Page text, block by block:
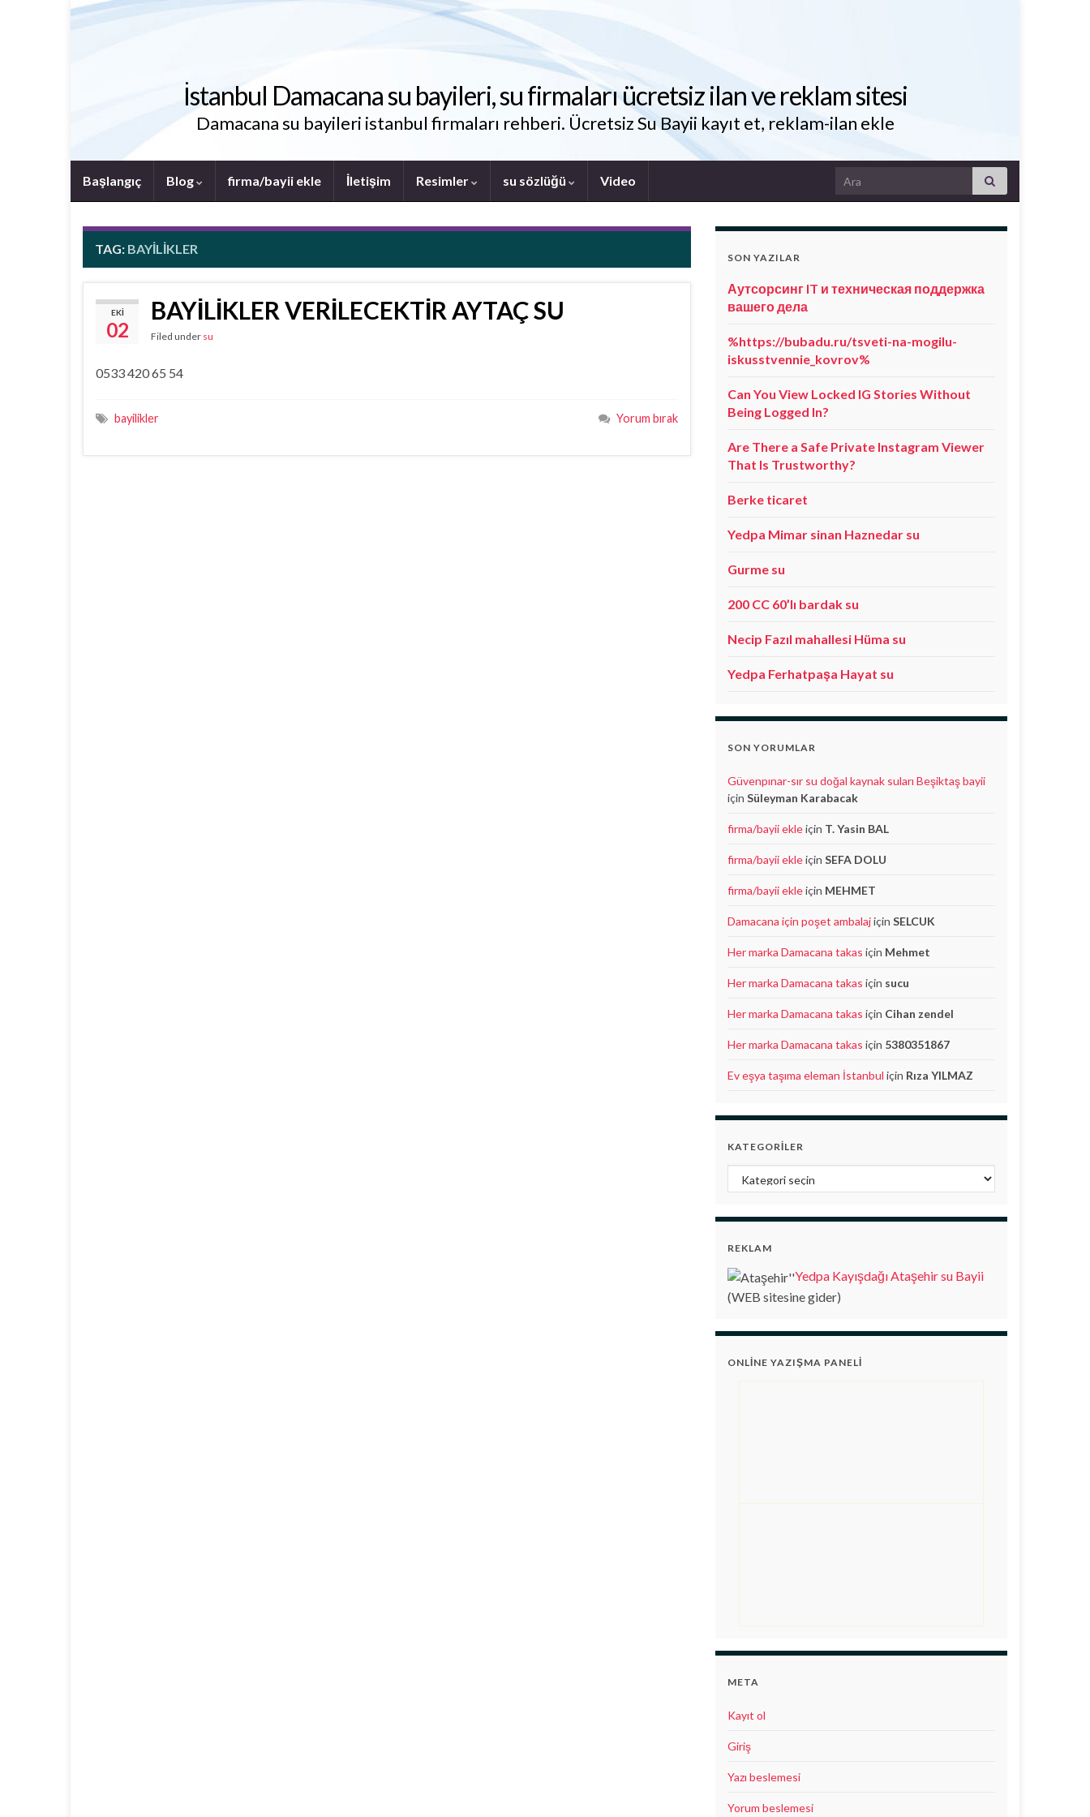
İstanbul Damacana su bayileri, su firmaları ücretsiz ilan ve reklam sitesi
Damacana su bayileri istanbul firmaları rehberi. Ücretsiz Su Bayii kayıt et, reklam-ilan ekle
Başlangıç Blog firma/bayii ekle İletişim Resimler su sözlüğü Video Search for:
TAG: BAYILIKLER
EKI
02
BAYİLİKLER VERİLECEKTİR AYTAÇ SU
Filed under su
0533 420 65 54
bayilikler Yorum bırak
SON YAZILAR
Аутсорсинг IT и техническая поддержка
вашего дела
%https://bubadu.ru/tsveti-na-mogilu-
iskusstvennie_kovrov%
Can You View Locked IG Stories Without
Being Logged In?
Are There a Safe Private Instagram Viewer
That Is Trustworthy?
Berke ticaret
Yedpa Mimar sinan Haznedar su
Gurme su
200 CC 60’lı bardak su
Necip Fazıl mahallesi Hüma su
Yedpa Ferhatpaşa Hayat su
SON YORUMLAR
Güvenpınar-sır su doğal kaynak suları Beşiktaş bayii
için Süleyman Karabacak
firma/bayii ekleiçin T. Yasin BAL
firma/bayii ekleiçin SEFA DOLU
firma/bayii ekleiçin MEHMET
Damacana için poşet ambalajiçin SELCUK
Her marka Damacana takas için Mehmet
Her marka Damacana takas için sucu
Her marka Damacana takas için Cihan zendel
Her marka Damacana takas için 5380351867
Ev eşya taşıma eleman İstanbul için Rıza YILMAZ
KATEGORILER
Kategoriler
REKLAM
Yedpa Kayışdağı Ataşehir su Bayii
(WEB sitesine gider)
ONLINE YAZIŞMA PANELI
META
Kayıt ol
Giriş
Yazı beslemesi
Yorum beslemesi